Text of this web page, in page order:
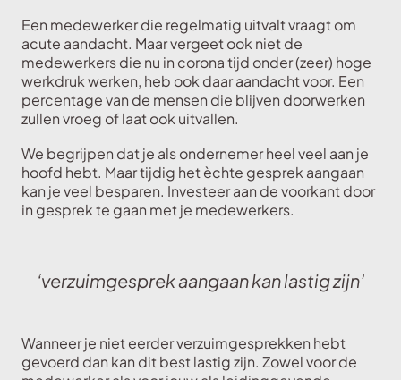
Een medewerker die regelmatig uitvalt vraagt om
acute aandacht. Maar vergeet ook niet de
medewerkers die nu in corona tijd onder (zeer) hoge
werkdruk werken, heb ook daar aandacht voor. Een
percentage van de mensen die blijven doorwerken
zullen vroeg of laat ook uitvallen.
We begrijpen dat je als ondernemer heel veel aan je
hoofd hebt. Maar tijdig het èchte gesprek aangaan
kan je veel besparen. Investeer aan de voorkant door
in gesprek te gaan met je medewerkers.
‘verzuimgesprek aangaan kan lastig zijn’
Wanneer je niet eerder verzuimgesprekken hebt
gevoerd dan kan dit best lastig zijn. Zowel voor de